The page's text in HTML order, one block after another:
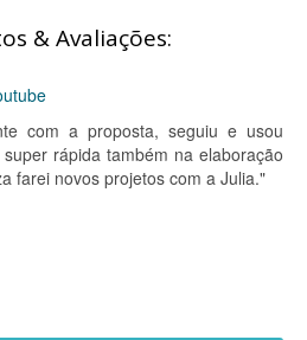
& Avaliações:
com a proposta, seguiu e usou
rápida também na elaboração
farei novos projetos com a Julia."